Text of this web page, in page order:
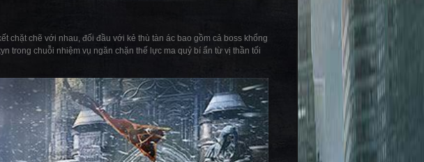
chặt chẽ với nhau, đối đầu với kẻ thù tàn ác bao gồm cả boss khổng
trong chuỗi nhiệm vụ ngăn chặn thế lực ma quỷ bí ẩn từ vị thần tối